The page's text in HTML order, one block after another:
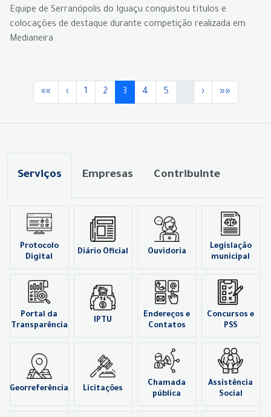
Equipe de Serranópolis do Iguaçu conquistou títulos e
colocações de destaque durante competição realizada em
Medianeira
«« ‹ 1 2 3 4 5 . › »»
Serviços Empresas Contribuinte
Protocolo
Digital
Diário Oficial Ouvidoria
Legislação
municipal
Portal da
Transparência
IPTU
Endereços e
Contatos
Concursos e
PSS
Georreferência Licitações
Chamada
pública
Assistência
Social